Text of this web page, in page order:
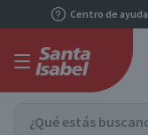
Centro de ayuda